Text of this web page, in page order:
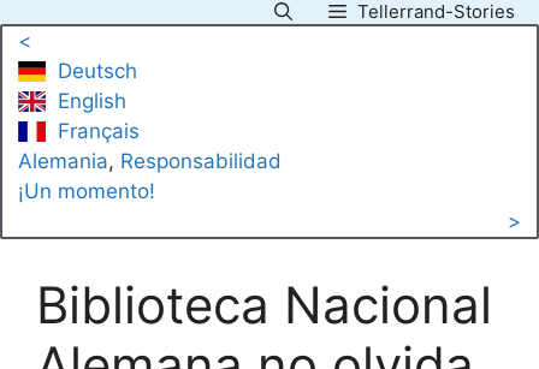
contenido
Tellerrand-Stories
<
Deutsch
English
Français
Alemania, Responsabilidad
¡Un momento!
>
Biblioteca Nacional